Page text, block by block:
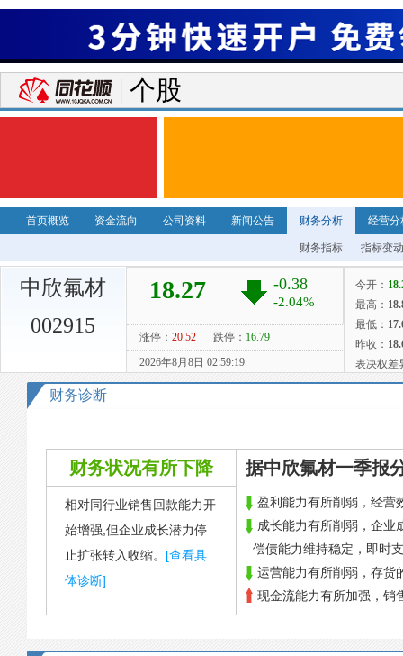
个股
首页概览 资金流向 公司资料 新闻公告 财务分析 经营分
财务指标 指标变
中欣氟材
002915